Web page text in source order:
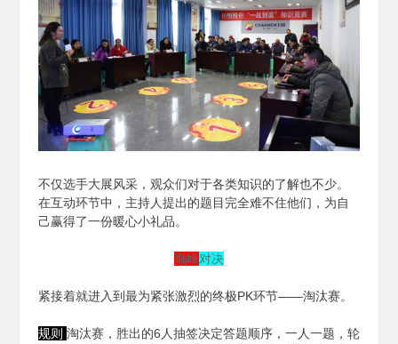
不仅选手大展风采，观众们对于各类知识的了解也不少。
在互动环节中，主持人提出的题目完全难不住他们，为自
己赢得了一份暖心小礼品。
巅峰对决
紧接着就进入到最为紧张激烈的终极PK环节——淘汰赛。
规则 淘汰赛，胜出的6人抽签决定答题顺序，一人一题，轮